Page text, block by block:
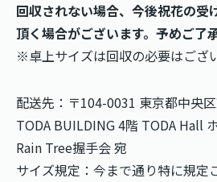
回収されない場合、今後祝花の受
頂く場合がございます。予めご了
※卓上サイズは回収の必要はござ
配送先：〒104-0031 東京都中央
TODA BUILDING 4階 TODA Hall
Rain Tree握手会 宛
サイズ規定：今まで通り特に規定